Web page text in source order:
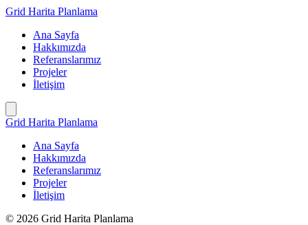
İçeriğe
Grid Harita Planlama
Ana Sayfa
Hakkımızda
Referanslarımız
Projeler
İletişim
Grid Harita Planlama
Ana Sayfa
Hakkımızda
Referanslarımız
Projeler
İletişim
© 2026 Grid Harita Planlama